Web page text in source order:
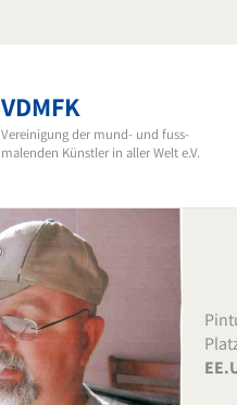
VDMFK
Vereinigung der mund- und fuss-
malenden Künstler in aller Welt e.V.